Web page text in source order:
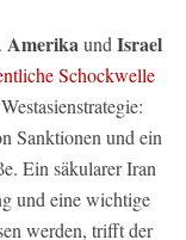
Amerikaund Israel
Schockwelle
Sanktionen und ein
Ein säkularer Iran
und eine wichtige
werden, trifft der